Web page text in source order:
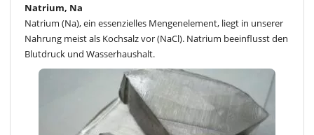
Natrium, Na
Natrium (Na), ein essenzielles Mengenelement, liegt in unserer
Nahrung meist als Kochsalz vor (NaCl). Natrium beeinflusst den
Blutdruck und Wasserhaushalt.